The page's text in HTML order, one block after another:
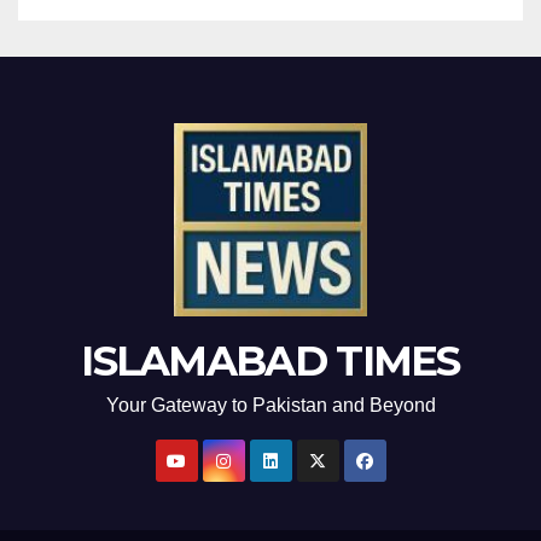
ISLAMABAD TIMES
Your Gateway to Pakistan and Beyond